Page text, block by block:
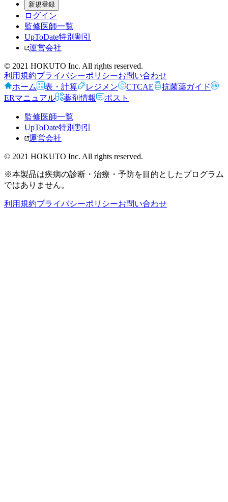
新規登録
ログイン
監修医師一覧
UpToDate特別割引
運営会社
© 2021 HOKUTO Inc. All rights reserved.
利用規約プライバシーポリシーお問い合わせ
ホーム
表・計算 レジメン CTCAE
抗菌薬ガイド
ERマニュアル
薬剤情報 ポスト
監修医師一覧
UpToDate特別割引
運営会社
© 2021 HOKUTO Inc. All rights reserved.
※本製品は疾病の診断・治療・予防を目的としたプログラム
ではありません。
利用規約プライバシーポリシーお問い合わせ